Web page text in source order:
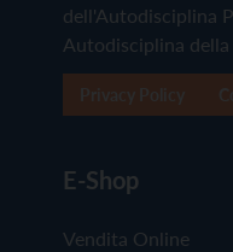
dell'Autodisciplina
Autodisciplina
E-Shop
Vendita Online